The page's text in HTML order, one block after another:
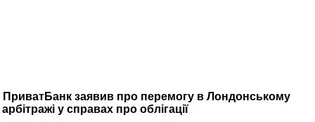
ПриватБанк заявив про перемогу в Лондонському
арбітражі у справах про облігації